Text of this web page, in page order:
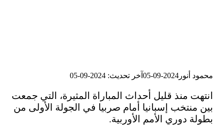
محمود أنور 2024-09-05 آخر تحديث: 2024-09-05
انتهت منذ قليل أحداث المباراة المثيرة، التي جمعت
بين منتخب إسبانيا أمام صربيا في الجولة الأولى من
بطولة دوري الأمم الأوربية.